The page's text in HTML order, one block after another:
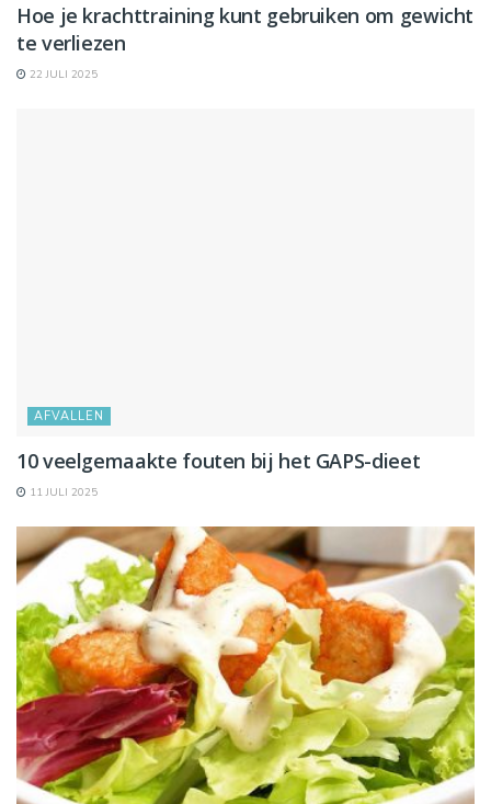
Hoe je krachttraining kunt gebruiken om gewicht
te verliezen
22 JULI 2025
AFVALLEN
10 veelgemaakte fouten bij het GAPS-dieet
11 JULI 2025